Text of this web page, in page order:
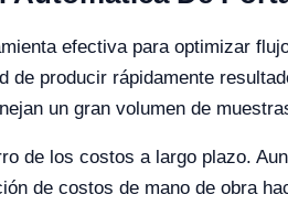
efectiva para optimizar
producir rápidamente
un gran volumen de
de los costos a largo plazo.
de costos de mano de obra